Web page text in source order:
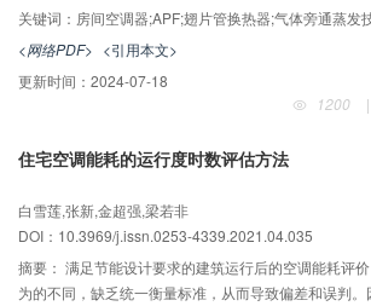
匹配。针对这一问题，本文通过实验研究了气体旁通蒸
间空调器性能及APF的影响。实验结果表明：制热模
kW时，气体旁通蒸发系统的COP较原型机可提升
系统制热量为1.5~4.5 kW时，气体旁通蒸发系统的COP
8.6%~3.5%；根据GB 21455—2019标准[1], 应用气体
关键词： 房间空调器;APF;翅片管换热器;气体旁通蒸发
<网络PDF> <引用本文>
更新时间： 2024-07-18
1200
|
住宅空调能耗的运行度时数评估方法
白雪莲,张新,金超强,梁若非
DOI：10.3969/j.issn.0253-4339.2021.04.035
摘要： 满足节能设计要求的建筑运行后的空调能耗评
为的不同，缺乏统一衡量标准，从而导致偏差和误判